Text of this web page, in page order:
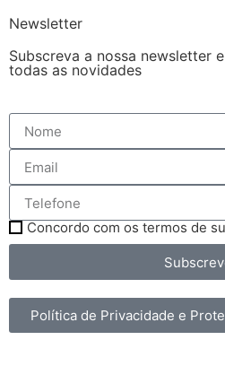
Newsletter
Subscreva a nossa newsletter
todas as novidades
Concordo com os termos de
Política de Privacidade e